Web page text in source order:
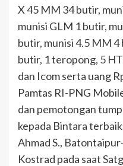
X 45 MM 34 butir,
munisi GLM 1 butir,
butir, munisi 4.5 MM 4
butir, 1 teropong, 5
dan Icom serta uang
Pamtas RI-PNG
dan pemotongan
kepada Bintara
Ahmad S.,
Kostrad pada saat